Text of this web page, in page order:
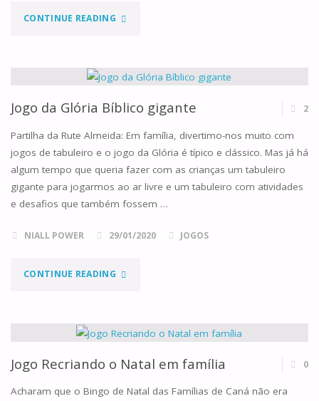
CONTINUE READING"CELEBRAR
FESTA
DA
DIVINA
MISERICÓRDIA
COM
Jogo da Glória Bíblico gigante 2
Partilha da Rute Almeida: Em família, divertimo-nos muito com
jogos de tabuleiro e o jogo da Glória é típico e clássico. Mas já há
algum tempo que queria fazer com as crianças um tabuleiro
gigante para jogarmos ao ar livre e um tabuleiro com atividades
e desafios que também fossem …
NIALL POWER 29/01/2020 JOGOS
CONTINUE READING"JOGO
GLÓRIA
BÍBLICO
GIGANTE"
Jogo Recriando o Natal em família 0
Acharam que o Bingo de Natal das Famílias de Caná não era